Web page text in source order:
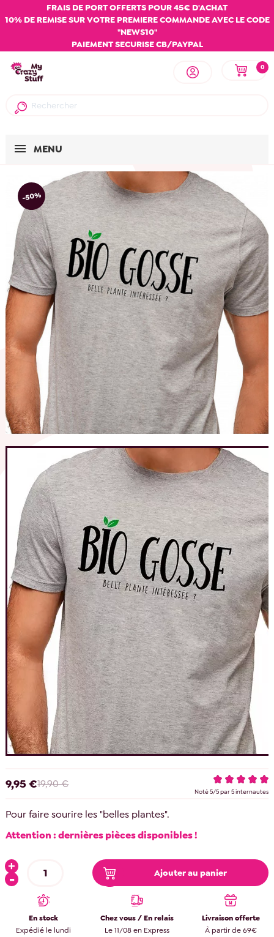
FRAIS DE PORT OFFERTS POUR 45€ D'ACHAT
10% DE REMISE SUR VOTRE PREMIERE COMMANDE AVEC LE CODE
"NEWS10"
PAIEMENT SECURISE CB/PAYPAL
0
MENU
-50%
9,95 €19,90 €
Noté5/5par5internautes
Pour faire sourire les "belles plantes".
Attention : dernières pièces disponibles !
Ajouter au panier
En stock
Expédié le lundi
Chez vous / En relais
Le 11/08 en Express
Livraison offerte
À partir de 69€